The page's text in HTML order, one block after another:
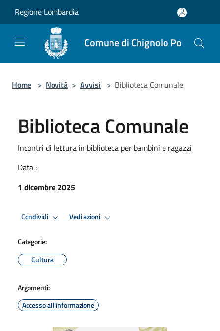
Regione Lombardia
Comune di Chignolo Po
Home > Novità > Avvisi > Biblioteca Comunale
Biblioteca Comunale
Incontri di lettura in biblioteca per bambini e ragazzi
Data :
1 dicembre 2025
Condividi Vedi azioni
Categorie:
Cultura
Argomenti:
Accesso all'informazione